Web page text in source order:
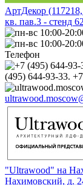
АртДекор
кв. пав.3 - стенд
Телефон
(495) 644-93-33.
"Ultrawood" на
Нахимовский, д.